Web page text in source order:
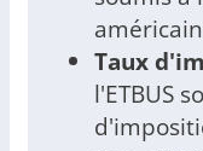
Taux
l'ETBUS